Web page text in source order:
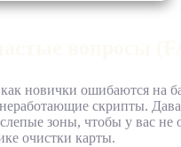
новички ошибаются на
скрипты.
зоны, чтобы у вас не
очистки карты.